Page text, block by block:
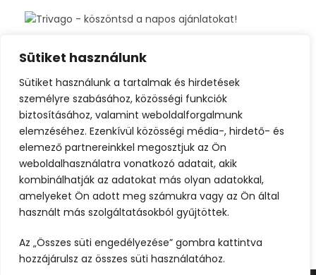
Sütiket használunk
Sütiket használunk a tartalmak és hirdetések
személyre szabásához, közösségi funkciók
biztosításához, valamint weboldalforgalmunk
elemzéséhez. Ezenkívül közösségi média-, hirdető- és
elemező partnereinkkel megosztjuk az Ön
weboldalhasználatra vonatkozó adatait, akik
kombinálhatják az adatokat más olyan adatokkal,
amelyeket Ön adott meg számukra vagy az Ön által
használt más szolgáltatásokból gyűjtöttek.
Az „Összes süti engedélyezése” gombra kattintva
hozzájárulsz az összes süti használatához.